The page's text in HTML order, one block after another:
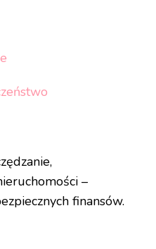
–
finansów.